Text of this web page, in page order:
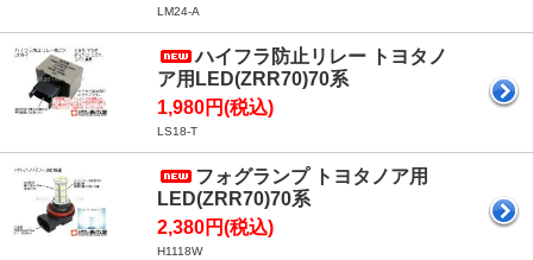
LM24-A
ハイフラ防止リレー トヨタノ
ア用LED(ZRR70)70系
1,980円(税込)
LS18-T
フォグランプ トヨタノア用
LED(ZRR70)70系
2,380円(税込)
H1118W